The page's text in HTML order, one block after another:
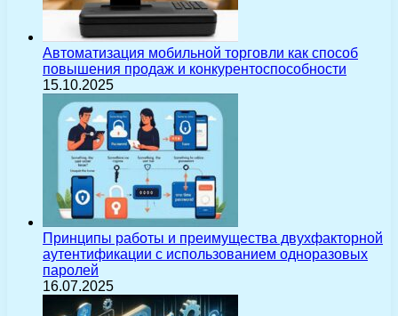
Автоматизация мобильной торговли как способ
повышения продаж и конкурентоспособности
15.10.2025
Принципы работы и преимущества двухфакторной
аутентификации с использованием одноразовых
паролей
16.07.2025